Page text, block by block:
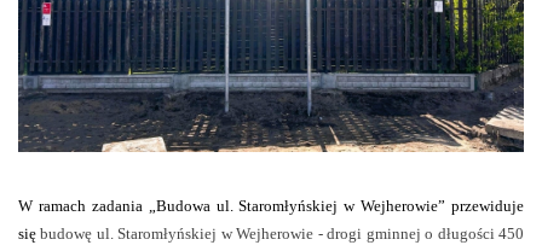
W ramach zadania „Budowa ul. Staromłyńskiej w Wejherowie” przewiduje
siębudowę ul. Staromłyńskiej w Wejherowie - drogi gminnej o długości 450